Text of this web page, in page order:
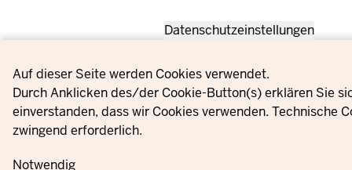
Privacy settings
Datenschutzeinstellungen
Auf dieser Seite werden Cookies verwendet.
Durch Anklicken des/der Cookie-Button(s) erklären Sie
einverstanden, dass wir Cookies verwenden. Technische
zwingend erforderlich.
Notwendig